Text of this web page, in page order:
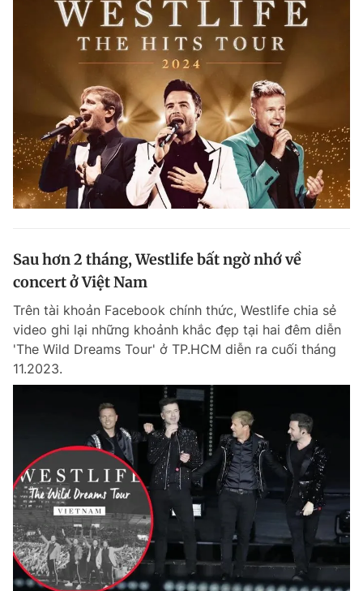
Đọc Thanh Niên trên điện thoại
Theo dõi báo trên
Hotline
0906 645 777
Liên hệ quảng cáo
0908 780 404
Phó tổng biên tập thường trực: Hải Thành
Phó tổng biên tập: Lâm Hiếu Dũng
Phó tổng biên tập: Trần Việt Hưng
Tổng thư ký tòa soạn: Đức Trung
Giấy phép xuất bản số 110/GP - BTTTT cấp ngày 24.3.2020
© 2003-2026 Bản quyền thuộc về Báo Thanh Niên. Cấm sao chép
dưới mọi hình thức nếu không có sự chấp thuận bằng văn bản.
Phát triển bởi ePi Technologies, JSC.
Sau hơn 2 tháng, Westlife bất ngờ nhớ về
concert ở Việt Nam
Trên tài khoản Facebook chính thức, Westlife chia sẻ
video ghi lại những khoảnh khắc đẹp tại hai đêm diễn
'The Wild Dreams Tour' ở TP.HCM diễn ra cuối tháng
11.2023.